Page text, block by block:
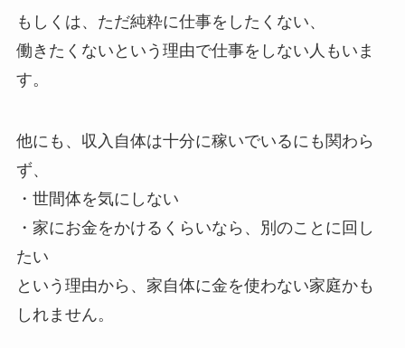
もしくは、ただ純粋に仕事をしたくない、
働きたくないという理由で仕事をしない人もいま
す。
他にも、収入自体は十分に稼いでいるにも関わら
ず、
・世間体を気にしない
・家にお金をかけるくらいなら、別のことに回し
たい
という理由から、家自体に金を使わない家庭かも
しれません。